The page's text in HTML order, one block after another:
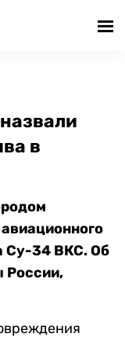
в
Су-34 ВКС. Об
России,